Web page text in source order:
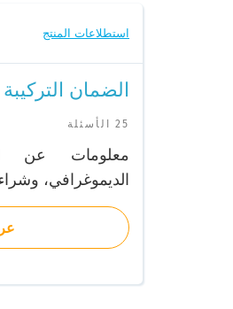
استطلاعات المنتج
الضمان
25 الأسئلة
معلومات عن
الديموغرافي،